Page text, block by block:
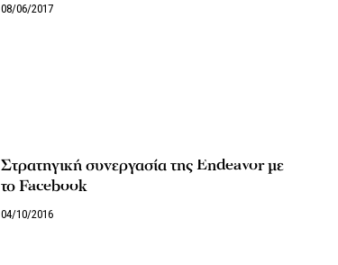
08/06/2017
Στρατηγική συνεργασία της Endeavor με
το Facebook
04/10/2016